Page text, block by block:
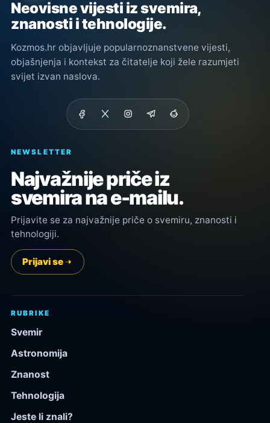
Neovisne vijesti iz svemira,
znanosti i tehnologije.
Kozmos.hr objavljuje popularnoznanstvene vijesti,
objašnjenja i kontekst za čitatelje koji žele razumjeti
svijet izvan naslova.
NEWSLETTER
Najvažnije priče iz
svemira na e-mailu.
Prijavite se za najvažnije priče o svemiru, znanosti i
tehnologiji.
Prijavi se
RUBRIKE
Svemir
Astronomija
Znanost
Tehnologija
Jeste li znali?